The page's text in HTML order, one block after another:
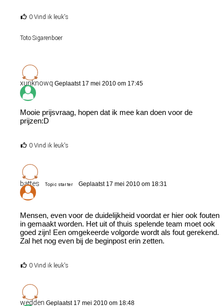
0 Vind ik leuk's
Toto Sigarenboer
xunknowq Geplaatst 17 mei 2010 om 17:45
Mooie prijsvraag, hopen dat ik mee kan doen voor de
prijzen:D
0 Vind ik leuk's
battes Topic starter Geplaatst 17 mei 2010 om 18:31
Mensen, even voor de duidelijkheid voordat er hier ook fouten
in gemaakt worden. Het uit of thuis spelende team moet ook
goed zijn! Een omgekeerde volgorde wordt als fout gerekend.
Zal het nog even bij de beginpost erin zetten.
0 Vind ik leuk's
wedden Geplaatst 17 mei 2010 om 18:48